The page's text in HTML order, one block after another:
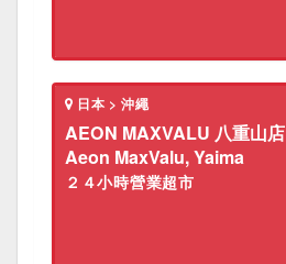
日本 > 沖繩
AEON MAXVALU 八重山店
Aeon MaxValu, Yaima
２４小時營業超市